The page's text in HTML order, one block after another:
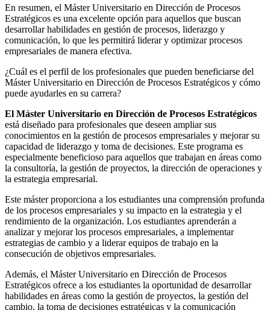
En resumen, el Máster Universitario en Dirección de Procesos
Estratégicos es una excelente opción para aquellos que buscan
desarrollar habilidades en gestión de procesos, liderazgo y
comunicación, lo que les permitirá liderar y optimizar procesos
empresariales de manera efectiva.
¿Cuál es el perfil de los profesionales que pueden beneficiarse del
Máster Universitario en Dirección de Procesos Estratégicos y cómo
puede ayudarles en su carrera?
El Máster Universitario en Dirección de Procesos Estratégicos
está diseñado para profesionales que deseen ampliar sus
conocimientos en la gestión de procesos empresariales y mejorar su
capacidad de liderazgo y toma de decisiones. Este programa es
especialmente beneficioso para aquellos que trabajan en áreas como
la consultoría, la gestión de proyectos, la dirección de operaciones y
la estrategia empresarial.
Este máster proporciona a los estudiantes una comprensión profunda
de los procesos empresariales y su impacto en la estrategia y el
rendimiento de la organización. Los estudiantes aprenderán a
analizar y mejorar los procesos empresariales, a implementar
estrategias de cambio y a liderar equipos de trabajo en la
consecución de objetivos empresariales.
Además, el Máster Universitario en Dirección de Procesos
Estratégicos ofrece a los estudiantes la oportunidad de desarrollar
habilidades en áreas como la gestión de proyectos, la gestión del
cambio, la toma de decisiones estratégicas y la comunicación